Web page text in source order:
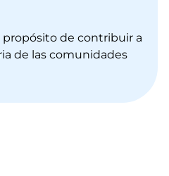
de contribuir a
de las comunidades